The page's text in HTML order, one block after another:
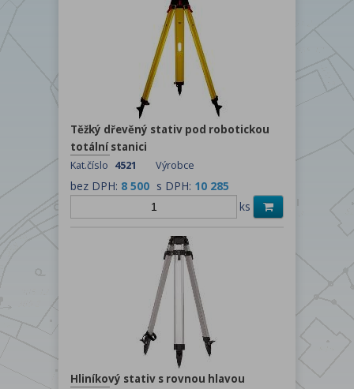
Těžký dřevěný stativ pod robotickou
totální stanici
Kat.číslo 4521 Výrobce
bez DPH: 8 500 s DPH: 10 285
ks
Hliníkový stativ s rovnou hlavou